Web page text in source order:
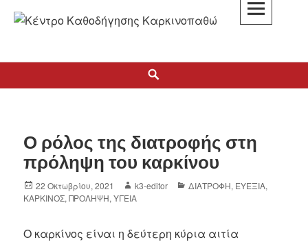
Ο ρόλος της διατροφής στη
πρόληψη του καρκίνου
22 Οκτωβρίου, 2021 k3-editor ΔΙΑΤΡΟΦΗ, ΕΥΕΞΙΑ,
ΚΑΡΚΙΝΟΣ,ΠΡΟΛΗΨΗ,ΥΓΕΙΑ
Ο καρκίνος είναι η δεύτερη κύρια αιτία